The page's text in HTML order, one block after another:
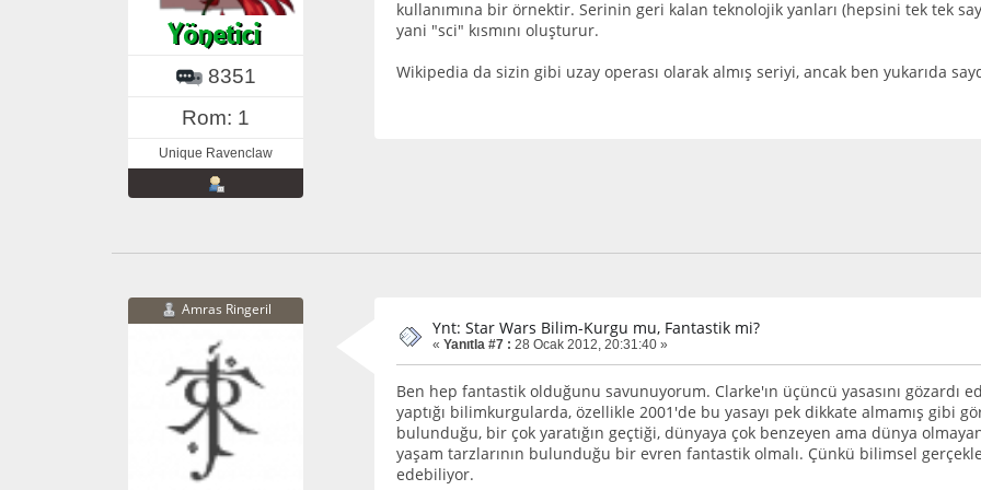
8351
Rom: 1
Unique Ravenclaw
kullanımına bir örnektir. Serinin geri kalan teknolojik yanları (hepsini tek tek
yani "sci" kısmını oluşturur.
Wikipedia da sizin gibi uzay operası olarak almış seriyi, ancak ben yukarıda
Amras Ringeril
Ynt: Star Wars Bilim-Kurgu mu, Fantastik mi?
« Yanıtla #7 : 28 Ocak 2012, 20:31:40 »
Ben hep fantastik olduğunu savunuyorum. Clarke'ın üçüncü yasasını gözardı
yaptığı bilimkurgularda, özellikle 2001'de bu yasayı pek dikkate almamış gibi
bulunduğu, bir çok yaratığın geçtiği, dünyaya çok benzeyen ama dünya
yaşam tarzlarının bulunduğu bir evren fantastik olmalı. Çünkü bilimsel
edebiliyor.